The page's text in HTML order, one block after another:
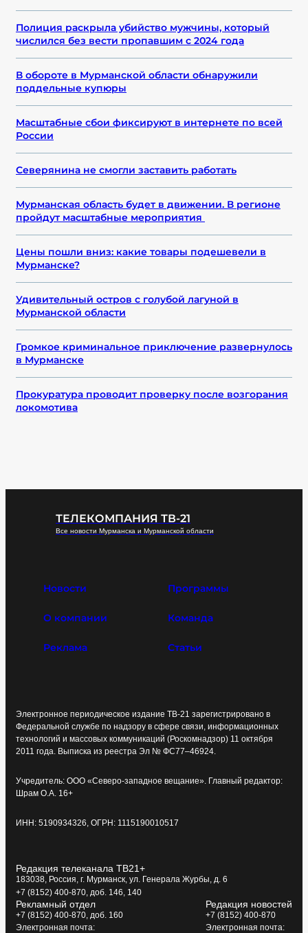
Полиция раскрыла убийство мужчины, который
числился без вести пропавшим с 2024 года
В обороте в Мурманской области обнаружили
поддельные купюры
Масштабные сбои фиксируют в интернете по всей
России
Северянина не смогли заставить работать
Мурманская область будет в движении. В регионе
пройдут масштабные мероприятия
Цены пошли вниз: какие товары подешевели в
Мурманске?
Удивительный остров с голубой лагуной в
Мурманской области
Громкое криминальное приключение развернулось
в Мурманске
Прокуратура проводит проверку после возгорания
локомотива
ТЕЛЕКОМПАНИЯ ТВ-21
Все новости Мурманска и Мурманской области
Новости Программы
О компании Команда
Реклама Статьи
Электронное периодическое издание ТВ-21 зарегистрировано в
Федеральной службе по надзору в сфере связи, информационных
технологий и массовых коммуникаций (Роскомнадзор) 11 октября
2011 года. Выписка из реестра Эл № ФС77–46924.
Учредитель: ООО «Северо-западное вещание». Главный редактор:
Шрам О.А. 16+
ИНН: 5190934326, ОГРН: 1115190010517
Редакция телеканала ТВ21+
183038, Россия, г. Мурманск, ул. Генерала Журбы, д. 6
+7 (8152) 400-870, доб. 146, 140
Рекламный отдел
+7 (8152) 400-870, доб. 160
Электронная почта:
Редакция новостей
+7 (8152) 400-870
Электронная почта: